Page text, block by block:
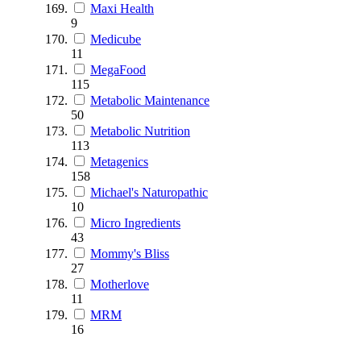
Maxi Health
9
Medicube
11
MegaFood
115
Metabolic Maintenance
50
Metabolic Nutrition
113
Metagenics
158
Michael's Naturopathic
10
Micro Ingredients
43
Mommy's Bliss
27
Motherlove
11
MRM
16